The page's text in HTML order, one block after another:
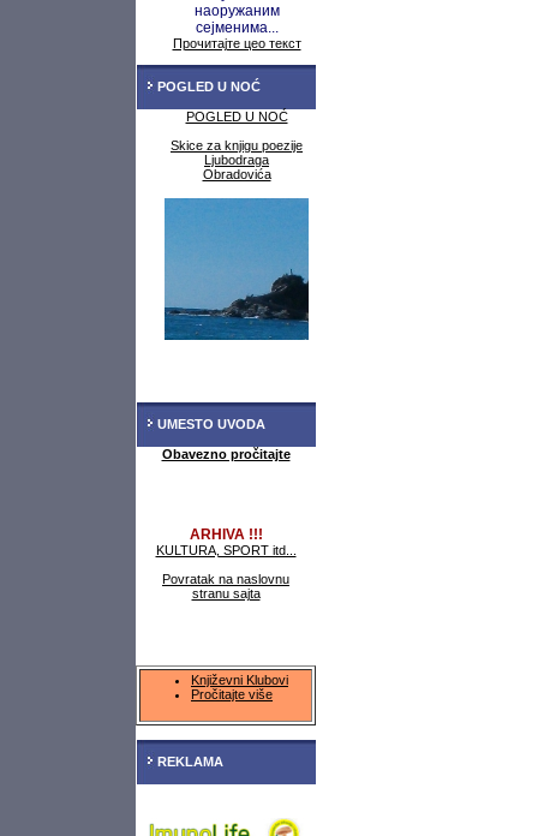
наоружаним
сејменима...
Прочитајте цео текст
POGLED U NOĆ
POGLED U NOĆ
Skice za knjigu poezije
Ljubodraga
Obradovića
UMESTO UVODA
Obavezno pročitajte
ARHIVA !!!
KULTURA, SPORT itd...
Povratak na naslovnu
stranu sajta
Književni Klubovi
Pročitajte više
REKLAMA